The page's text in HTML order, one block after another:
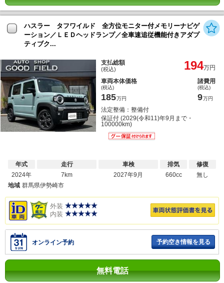
ハスラー タフワイルド 全方位モニター付メモリーナビゲ
ーション／ＬＥＤヘッドランプ／全車速追従機能付きアダプ
ティブク...
支払総額
(税込) 194万円
車両本体価格
(税込)
185万円
諸費用
(税込)
9万円
法定整備：整備付
保証付 (2029(令和11)年9月まで・
100000km)
年式
2024年
走行
7km
車検
2027年9月
排気
660cc
修復
無し
地域 群馬県伊勢崎市
外装
内装
オンライン予約 予約空き情報を見る
無料電話